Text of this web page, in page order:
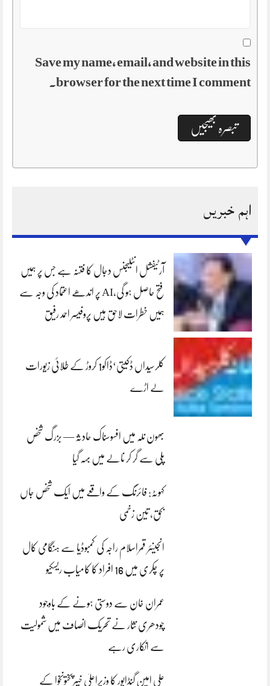
Save my name, email, and website in this
browser for the next time I comment.
اہم خبریں
آرٹیفشل انٹلیجنس دجال کا فتنہ ہے جس پر ہمیں
فتح حاصل ہو گی،AI پر اندھے اعتماد کی وجہ سے
ہمیں خطرات لاحق ہیں پروفیسر احمد رفیق
کلرسیداں ڈکیتی‘ڈاکو1 کروڑ کے طلائی زیورات
لے اڑے
بھون نلہ میں افسوسناک حادثہ — بزرگ شخص
پلی سے گر کر نالے میں بہہ گیا
کہوٹہ: فائرنگ کے واقعے میں ایک شخص جاں
بحق، تین زخمی
انجینئر قمراسلام راجہ کی کمبوڈیا سے ہنگامی کال
پر چکری میں 16 افراد کا کامیاب ریسکیو
عمران خان سے دوستی ہونے کے باوجود
چودھری نثار نے تحریک انصاف میں شمولیت
سے انکاری رہے
علی امین گنڈاپور کا وزیراعلیٰ خیبرپختونخوا کے